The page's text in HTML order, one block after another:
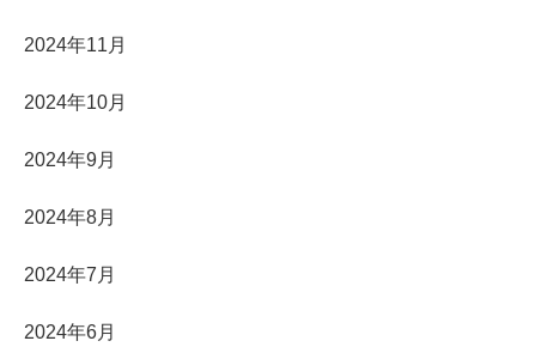
2024年11月
2024年10月
2024年9月
2024年8月
2024年7月
2024年6月